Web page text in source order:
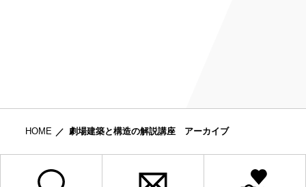
HOME 劇場建築と構造の解説講座 アーカイブ